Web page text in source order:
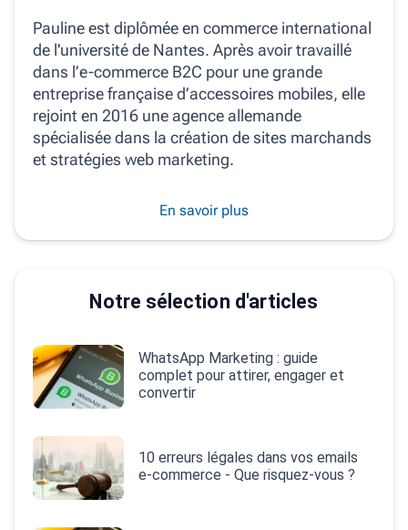
Pauline est diplômée en commerce international
de l'université de Nantes. Après avoir travaillé
dans l’e-commerce B2C pour une grande
entreprise française d’accessoires mobiles, elle
rejoint en 2016 une agence allemande
spécialisée dans la création de sites marchands
et stratégies web marketing.
En savoir plus
Notre sélection d'articles
WhatsApp Marketing : guide
complet pour attirer, engager et
convertir
10 erreurs légales dans vos emails
e‑commerce - Que risquez-vous ?